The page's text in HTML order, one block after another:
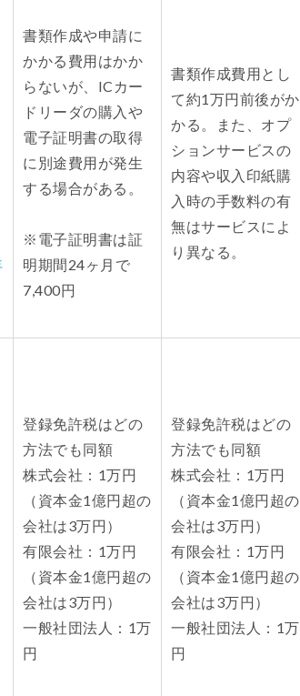
書類作成や申請に
かかる費用はかか
らないが、ICカー
ドリーダの購入や
電子証明書の取得
に別途費用が発生
する場合がある。
※電子証明書は証
明期間24ヶ月で
7,400円
書類作成費用とし
て約1万円前後がか
かる。また、オプ
ションサービスの
内容や収入印紙購
入時の手数料の有
無はサービスによ
り異なる。
登録免許税はどの
方法でも同額
株式会社：1万円
（資本金1億円超の
会社は3万円）
有限会社：1万円
（資本金1億円超の
会社は3万円）
一般社団法人：1万
円
登録免許税はどの
方法でも同額
株式会社：1万円
（資本金1億円超の
会社は3万円）
有限会社：1万円
（資本金1億円超の
会社は3万円）
一般社団法人：1万
円